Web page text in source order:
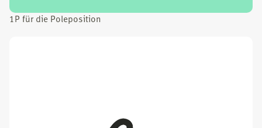
1P für die Pole­po­si­ti­on